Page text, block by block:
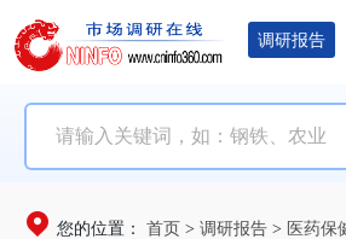
调研报告
您的位置： 首页 > 调研报告 > 医药保